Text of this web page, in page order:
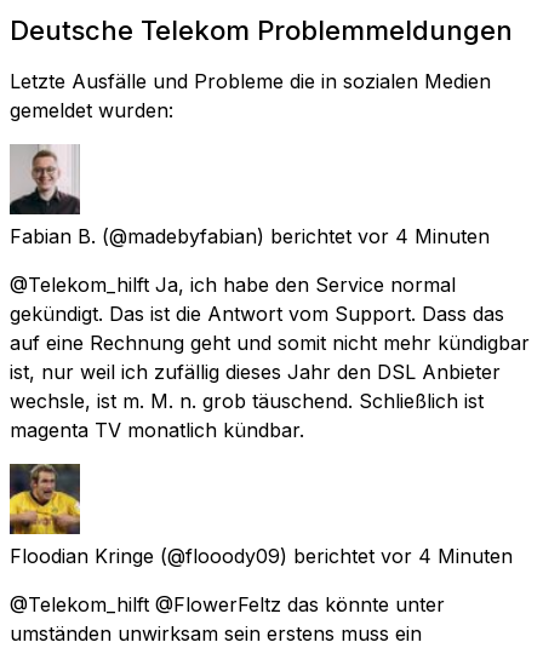
Deutsche Telekom Problemmeldungen
Letzte Ausfälle und Probleme die in sozialen Medien
gemeldet wurden:
Fabian B. (@madebyfabian) berichtet vor 4 Minuten
@Telekom_hilft Ja, ich habe den Service normal
gekündigt. Das ist die Antwort vom Support. Dass das
auf eine Rechnung geht und somit nicht mehr kündigbar
ist, nur weil ich zufällig dieses Jahr den DSL Anbieter
wechsle, ist m. M. n. grob täuschend. Schließlich ist
magenta TV monatlich kündbar.
Floodian Kringe (@flooody09) berichtet vor 4 Minuten
@Telekom_hilft @FlowerFeltz das könnte unter
umständen unwirksam sein erstens muss ein